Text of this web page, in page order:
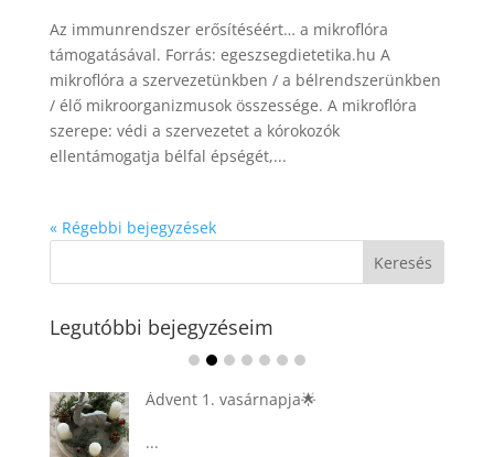
Az immunrendszer erősítéséért… a mikroflóra
támogatásával. Forrás: egeszsegdietetika.hu A
mikroflóra a szervezetünkben / a bélrendszerünkben
/ élő mikroorganizmusok összessége. A mikroflóra
szerepe: védi a szervezetet a kórokozók
ellentámogatja bélfal épségét,...
« Régebbi bejegyzések
Legutóbbi bejegyzéseim
Ádvent 1. vasárnapja🌟
...